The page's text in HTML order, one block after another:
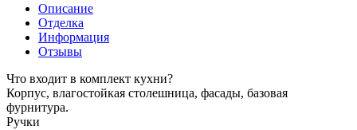
Описание
Отделка
Информация
Отзывы
Что входит в комплект кухни?
Корпус, влагостойкая столешница, фасады, базовая
фурнитура.
Ручки